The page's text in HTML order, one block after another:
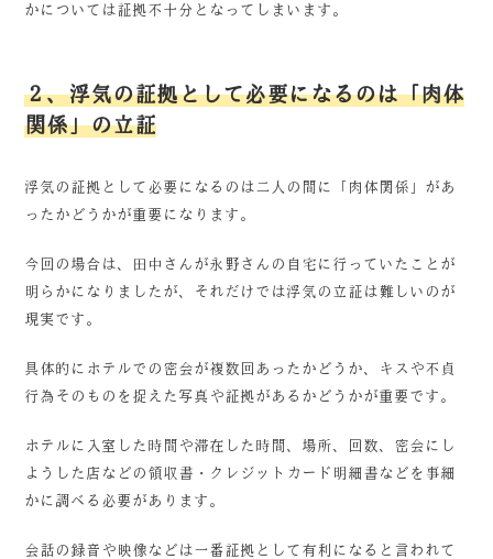
かについては証拠不十分となってしまいます。
２、浮気の証拠として必要になるのは「肉体
関係」の立証
浮気の証拠として必要になるのは二人の間に「肉体関係」があ
ったかどうかが重要になります。
今回の場合は、田中さんが永野さんの自宅に行っていたことが
明らかになりましたが、それだけでは浮気の立証は難しいのが
現実です。
具体的にホテルでの密会が複数回あったかどうか、キスや不貞
行為そのものを捉えた写真や証拠があるかどうかが重要です。
ホテルに入室した時間や滞在した時間、場所、回数、密会にし
ようした店などの領収書・クレジットカード明細書などを事細
かに調べる必要があります。
会話の録音や映像などは一番証拠として有利になると言われて